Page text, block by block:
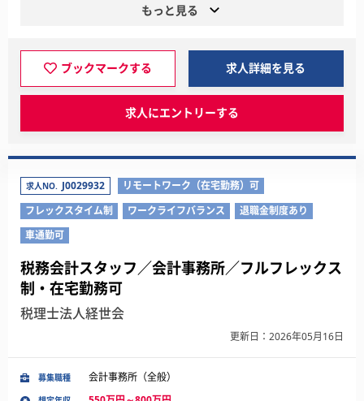
もっと見る
ブックマークする 求人詳細を見る
求人にエントリーする
求人NO. J0029932
リモートワーク（在宅勤務）可
フレックスタイム制
ワークライフバランス
退職金制度あり
車通勤可
税務会計スタッフ／会計事務所／フルフレックス
制・在宅勤務可
税理士法人経世会
更新日：2026年05月16日
募集職種 会計事務所（全般）